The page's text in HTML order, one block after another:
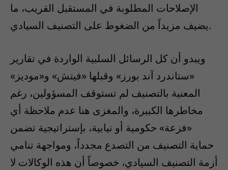
الإصلاحات المطلوبة في المستقبل القريب، ما
يضيف مزيداً من الضغوط على التصنيف السيادي.
ويبدو أن كل الرسائل السلبية الواردة في تقارير
«ستاندرد آند بورز» وقبلها «فيتش» و«موديز»
المعنية بالتصنيف لم تستوقف المسؤولين، رغم
مخاطرها الكبيرة، والمغزى هنا عدم ملاحظة أي
«فزعة» حكومية أو نيابية، بإستراتيجية تضمن
حماية التصنيف من التصدع مجدداً، ومواجهة تنامي
أزمة التصنيف السيادي، خصوصاً أن هذه الوكالات لا